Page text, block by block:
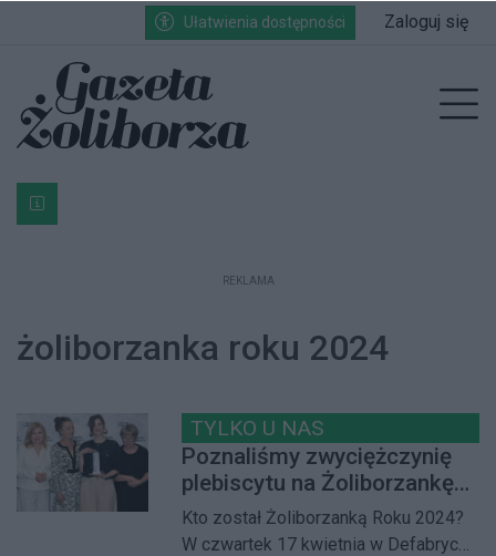
Przejdź do głównych treści
Przejdź do wyszukiwarki
Przejdź do głównego menuUłatwienia dostępności Zaloguj się
Bardzo ważna informacja dla podatników posiadających
REKLAMA
żoliborzanka roku 2024
TYLKO U NAS
Poznaliśmy zwyciężczynię
plebiscytu na Żoliborzankę
Roku 2024. Relacja z gali
finałowej
Kto został Żoliborzanką Roku 2024?
W czwartek 17 kwietnia w Defabryce